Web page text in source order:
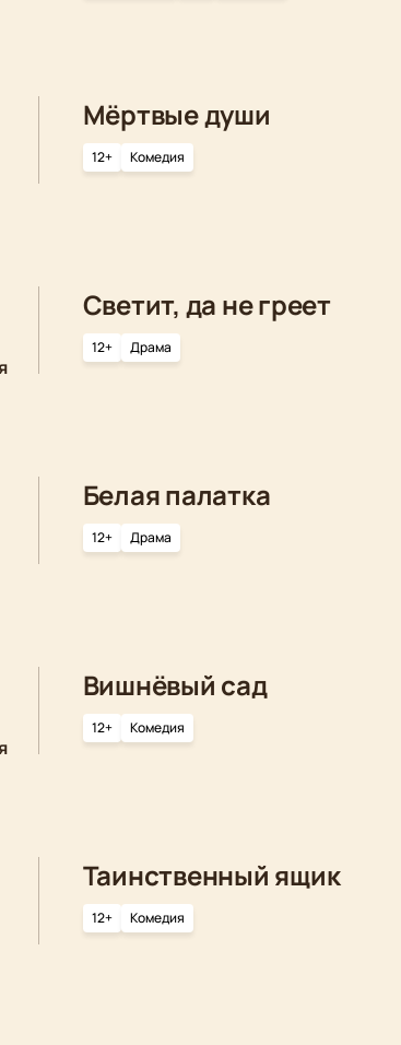
Мёртвые души
12+ Комедия
Светит, да не греет
12+ Драма
Белая палатка
12+ Драма
Вишнёвый сад
12+ Комедия
Таинственный ящик
12+ Комедия